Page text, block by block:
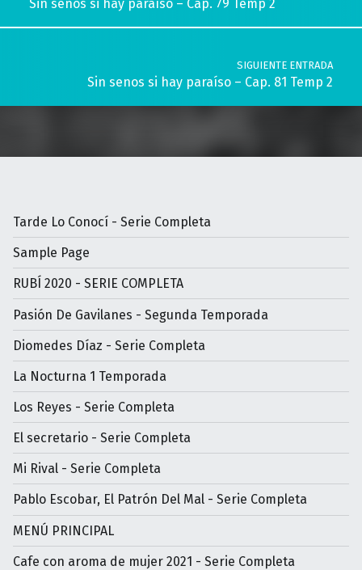
Sin senos si hay paraíso – Cap. 79 Temp 2
SIGUIENTE ENTRADA
Sin senos si hay paraíso – Cap. 81 Temp 2
Tarde Lo Conocí - Serie Completa
Sample Page
RUBÍ 2020 - SERIE COMPLETA
Pasión De Gavilanes - Segunda Temporada
Diomedes Díaz - Serie Completa
La Nocturna 1 Temporada
Los Reyes - Serie Completa
El secretario - Serie Completa
Mi Rival - Serie Completa
Pablo Escobar, El Patrón Del Mal - Serie Completa
MENÚ PRINCIPAL
Cafe con aroma de mujer 2021 - Serie Completa